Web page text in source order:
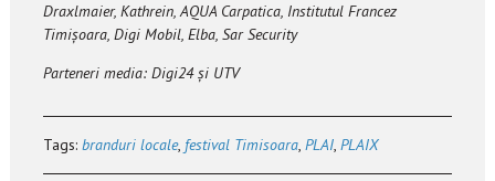
Draxlmaier, Kathrein, AQUA Carpatica, Institutul Francez
Timișoara, Digi Mobil, Elba, Sar Security
Parteneri media: Digi24 și UTV
Tags: branduri locale, festival Timisoara, PLAI, PLAIX